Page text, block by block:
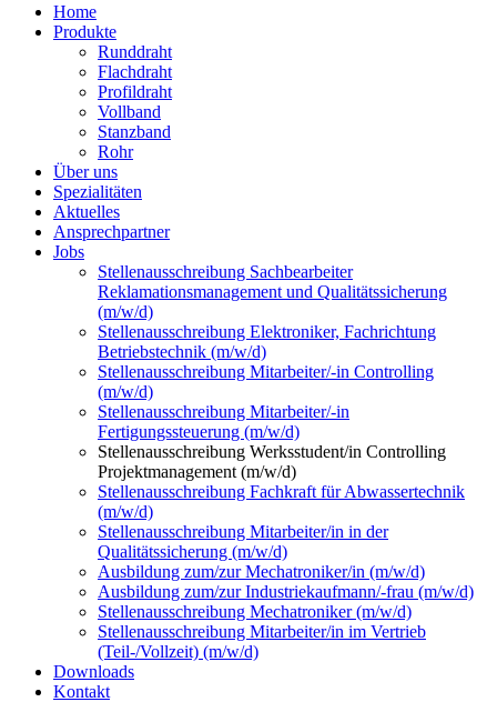
Home
Produkte
Runddraht
Flachdraht
Profildraht
Vollband
Stanzband
Rohr
Über uns
Spezialitäten
Aktuelles
Ansprechpartner
Jobs
Stellenausschreibung Sachbearbeiter
Reklamationsmanagement und Qualitätssicherung
(m/w/d)
Stellenausschreibung Elektroniker, Fachrichtung
Betriebstechnik (m/w/d)
Stellenausschreibung Mitarbeiter/-in Controlling
(m/w/d)
Stellenausschreibung Mitarbeiter/-in
Fertigungssteuerung (m/w/d)
Stellenausschreibung Werksstudent/in Controlling
Projektmanagement (m/w/d)
Stellenausschreibung Fachkraft für Abwassertechnik
(m/w/d)
Stellenausschreibung Mitarbeiter/in in der
Qualitätssicherung (m/w/d)
Ausbildung zum/zur Mechatroniker/in (m/w/d)
Ausbildung zum/zur Industriekaufmann/-frau (m/w/d)
Stellenausschreibung Mechatroniker (m/w/d)
Stellenausschreibung Mitarbeiter/in im Vertrieb
(Teil-/Vollzeit) (m/w/d)
Downloads
Kontakt